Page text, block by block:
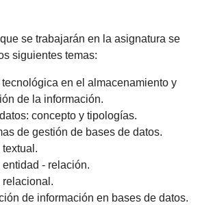
se trabajarán en la asignatura se
siguientes temas:
en el almacenamiento y
de la información.
concepto y tipologías.
de gestión de bases de datos.
textual.
entidad - relación.
relacional.
de información en bases de datos.